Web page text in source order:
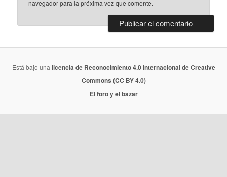
navegador para la próxima vez que comente.
Está bajo una licencia de Reconocimiento 4.0 Internacional de Creative
Commons (CC BY 4.0)
El foro y el bazar